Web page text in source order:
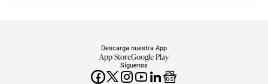
Síguenos
Descarga nuestra App
App StoreGoogle Play